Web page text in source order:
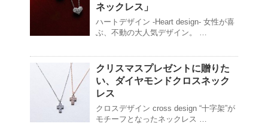
ネックレス」
ハートデザイン -Heart design- 女性が喜
ぶ、不動の大人気デザイン。 …
クリスマスプレゼントに贈りた
い、ダイヤモンドクロスネック
レス
クロスデザイン cross design “十字架”が
モチーフとなったネックレス …